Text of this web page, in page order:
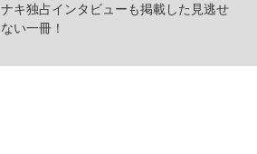
ナキ独占インタビューも掲載した見逃せ
ない一冊！